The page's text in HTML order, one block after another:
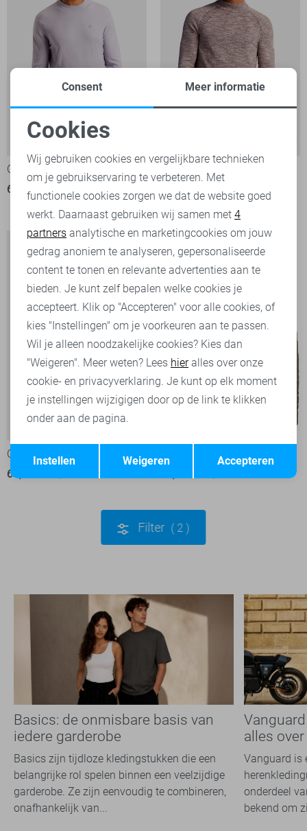
Cast Iron Trui
60,00
99,99
-50%
Cast Iron Trui
60,00
Cast Iron Trui
Filter 2
Basics: de onmisbare basis van
iedere garderobe
Basics zijn tijdloze kledingstukken die een
belangrijke rol spelen binnen een veelzijdige
garderobe. Ze zijn eenvoudig te combineren,
onafhankelijk van...
alles
Vanguard is
onderdeel
bekend om
Noodzakelijke cookies
Personalisatie cookies
Analytische cookies
Marketing cookies
Terug Opslaan
Consent Meer informatie
Cookies
Wij gebruiken cookies en vergelijkbare technieken
om je gebruikservaring te verbeteren. Met
functionele cookies zorgen we dat de website goed
werkt. Daarnaast gebruiken wij samen met 4
partners analytische en marketingcookies om jouw
gedrag anoniem te analyseren, gepersonaliseerde
content te tonen en relevante advertenties aan te
bieden. Je kunt zelf bepalen welke cookies je
accepteert. Klik op "Accepteren" voor alle cookies, of
kies "Instellingen" om je voorkeuren aan te passen.
Wil je alleen noodzakelijke cookies? Kies dan
"Weigeren". Meer weten? Lees hieralles over onze
cookie- en privacyverklaring. Je kunt op elk moment
je instellingen wijzigigen door op de link te klikken
onder aan de pagina.
Accepteren
Weigeren
Instellen